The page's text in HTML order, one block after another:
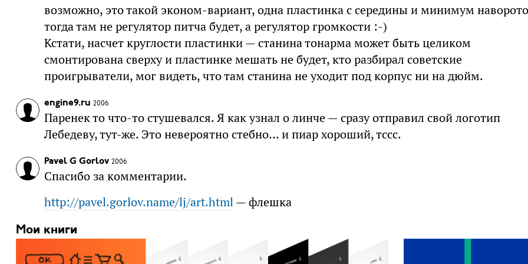
возможно, это такой эконом-вариант, одна пластинка с середины и минимум
тогда там не регулятор питча будет, а регулятор громкости :-)
Кстати, насчет круглости пластинки — станина тонарма может быть целиком
смонтирована сверху и пластинке мешать не будет, кто разбирал советские
проигрыватели, мог видеть, что там станина не уходит под корпус ни на дюйм.
engine9.ru 2006
Паренек то что-то стушевался. Я как узнал о линче — сразу отправил свой логотип
Лебедеву, тут-же. Это невероятно стебно... и пиар хороший, тссс.
Pavel G Gorlov 2006
Спасибо за комментарии.
http://pavel.gorlov.name/lj/art.html— флешка
Мои книги